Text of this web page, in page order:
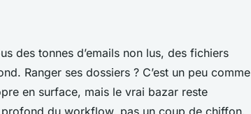
IA fait
des tonnes d’emails non lus, des fichiers
Ranger ses dossiers ? C’est un peu comme
en surface, mais le vrai bazar reste
profond du workflow, pas un coup de chiffon.